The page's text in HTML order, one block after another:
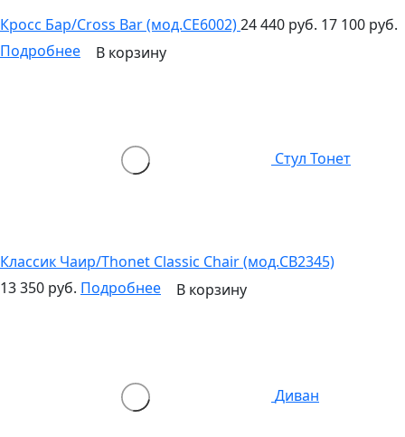
Кросс Бар/Cross Bar (мод.CE6002)24 440 руб. 17 100 руб.
Подробнее
В корзину
Стул Тонет
Классик Чаир/Thonet Classic Chair (мод.CB2345)
13 350 руб. Подробнее В корзину
Диван